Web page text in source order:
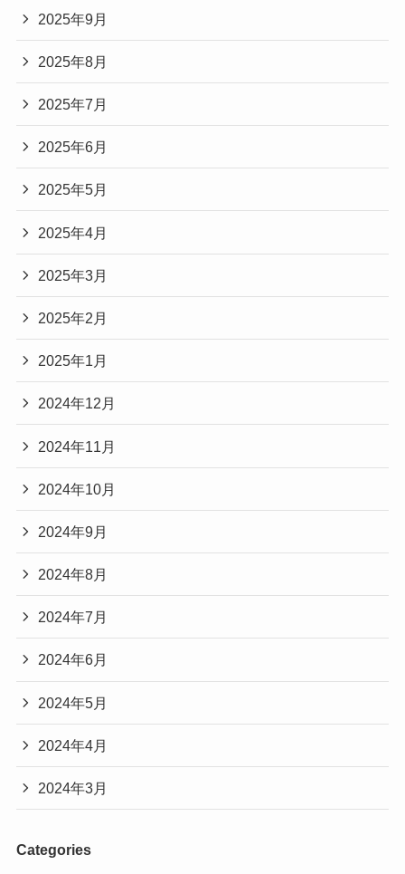
2025年9月
2025年8月
2025年7月
2025年6月
2025年5月
2025年4月
2025年3月
2025年2月
2025年1月
2024年12月
2024年11月
2024年10月
2024年9月
2024年8月
2024年7月
2024年6月
2024年5月
2024年4月
2024年3月
Categories